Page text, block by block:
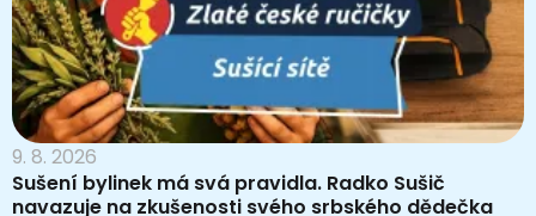
9. 8. 2026
Sušení bylinek má svá pravidla. Radko Sušič
navazuje na zkušenosti svého srbského dědečka